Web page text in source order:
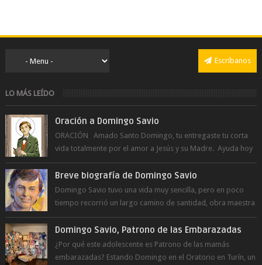
Escríbanos
LO MÁS LEÍDO
Oración a Domingo Savio
ORACIÓN Amado Santo Domingo, tu entregaste tu corta
vida totalmente por el amor a Jesús y su Madre. Ayuda hoy
a la juventud para ...
Breve biografía de Domingo Savio
Domingo Savio tuvo una vida muy sencilla, pero en poco
tiempo recorrió un largo camino de santidad, obra maestra
del Espíritu Santo y fr...
Domingo Savio, Patrono de las Embarazadas
¿Por qué este adolescente es Patrono de las mamás
embarazadas? Estando Domingo en el Oratorio en Turín, un